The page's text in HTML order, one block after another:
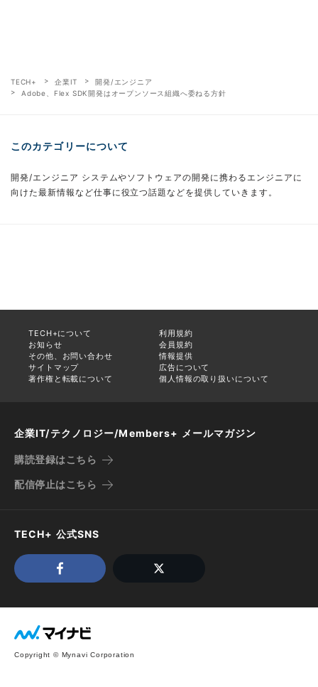
TECH+ 企業IT
開発/エンジニア
Adobe、Flex SDK開発はオープンソース組織へ委ねる方針
このカテゴリーについて
開発/エンジニア システムやソフトウェアの開発に携わるエンジニアに
向けた最新情報など仕事に役立つ話題などを提供していきます。
TECH+について
利用規約
お知らせ
会員規約
その他、お問い合わせ
情報提供
サイトマップ
広告について
著作権と転載について
個人情報の取り扱いについて
企業IT/テクノロジー/Members+ メールマガジン
購読登録はこちら
配信停止はこちら
TECH+ 公式SNS
Copyright © Mynavi Corporation